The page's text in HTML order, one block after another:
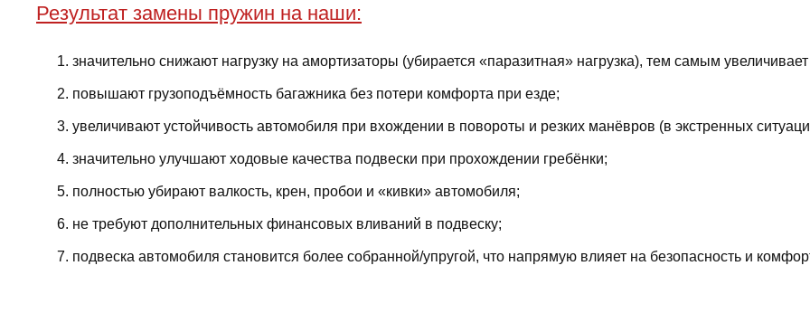
Результат замены пружин на наши:
значительно снижают нагрузку на амортизаторы (убирается «паразитная» нагрузка), тем самым
повышают грузоподъёмность багажника без потери комфорта при езде;
увеличивают устойчивость автомобиля при вхождении в повороты и резких манёвров (в экстренных
значительно улучшают ходовые качества подвески при прохождении гребёнки;
полностью убирают валкость, крен, пробои и «кивки» автомобиля;
не требуют дополнительных финансовых вливаний в подвеску;
подвеска автомобиля становится более собранной/упругой, что напрямую влияет на безопасность и